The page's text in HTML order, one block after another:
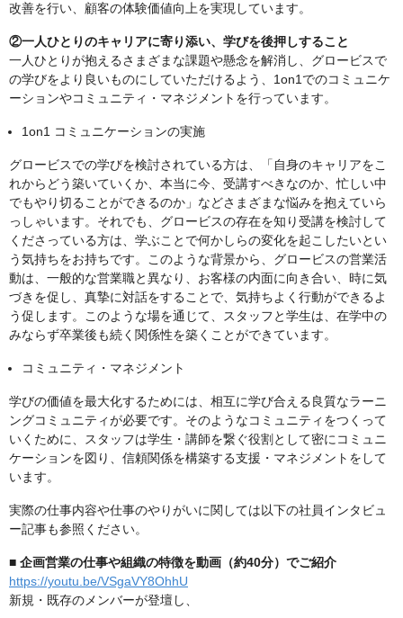
改善を行い、顧客の体験価値向上を実現しています。
②一人ひとりのキャリアに寄り添い、学びを後押しすること
一人ひとりが抱えるさまざまな課題や懸念を解消し、グロービスで
の学びをより良いものにしていただけるよう、1on1でのコミュニケ
ーションやコミュニティ・マネジメントを行っています。
1on1 コミュニケーションの実施
グロービスでの学びを検討されている方は、「自身のキャリアをこ
れからどう築いていくか、本当に今、受講すべきなのか、忙しい中
でもやり切ることができるのか」などさまざまな悩みを抱えていら
っしゃいます。それでも、グロービスの存在を知り受講を検討して
くださっている方は、学ぶことで何かしらの変化を起こしたいとい
う気持ちをお持ちです。このような背景から、グロービスの営業活
動は、一般的な営業職と異なり、お客様の内面に向き合い、時に気
づきを促し、真摯に対話をすることで、気持ちよく行動ができるよ
う促します。このような場を通じて、スタッフと学生は、在学中の
みならず卒業後も続く関係性を築くことができています。
コミュニティ・マネジメント
学びの価値を最大化するためには、相互に学び合える良質なラーニ
ングコミュニティが必要です。そのようなコミュニティをつくって
いくために、スタッフは学生・講師を繋ぐ役割として密にコミュニ
ケーションを図り、信頼関係を構築する支援・マネジメントをして
います。
実際の仕事内容や仕事のやりがいに関しては以下の社員インタビュ
ー記事も参照ください。
■ 企画営業の仕事や組織の特徴を動画（約40分）でご紹介
https://youtu.be/VSgaVY8OhhU
新規・既存のメンバーが登壇し、